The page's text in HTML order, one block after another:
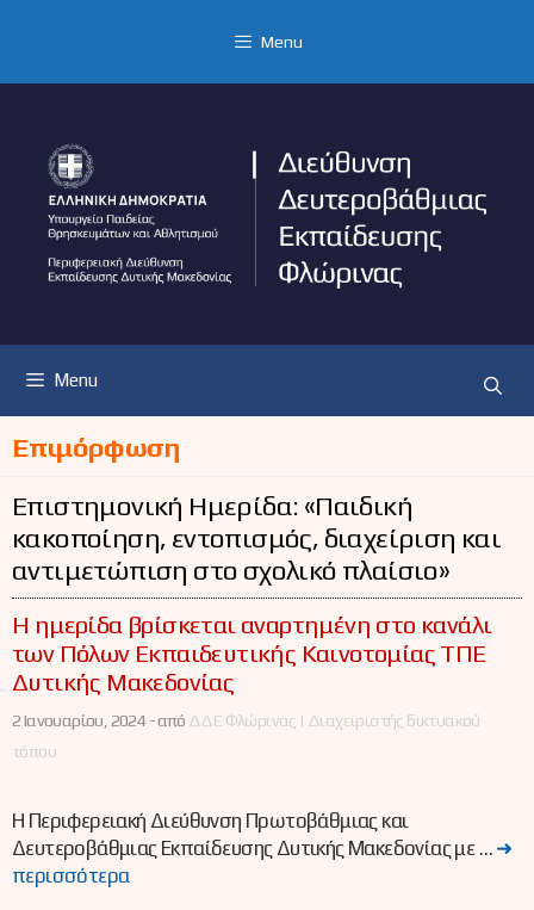
Menu
Menu
Επιμόρφωση
Επιστημονική Ημερίδα: «Παιδική
κακοποίηση, εντοπισμός, διαχείριση και
αντιμετώπιση στο σχολικό πλαίσιο»
Η ημερίδα βρίσκεται αναρτημένη στο κανάλι
των Πόλων Εκπαιδευτικής Καινοτομίας ΤΠΕ
Δυτικής Μακεδονίας
2 Ιανουαρίου, 2024 -από ΔΔΕ Φλώρινας | Διαχειριστής δικτυακού
τόπου
Η Περιφερειακή Διεύθυνση Πρωτοβάθμιας και
Δευτεροβάθμιας Εκπαίδευσης Δυτικής Μακεδονίας με … ➜
περισσότερα